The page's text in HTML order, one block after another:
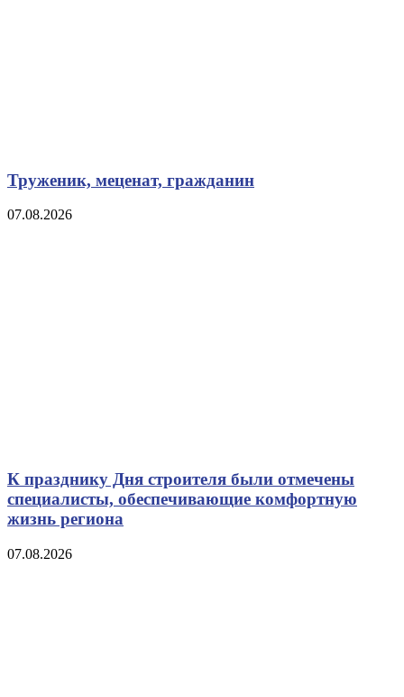
Труженик, меценат, гражданин
07.08.2026
К празднику Дня строителя были отмечены
специалисты, обеспечивающие комфортную
жизнь региона
07.08.2026